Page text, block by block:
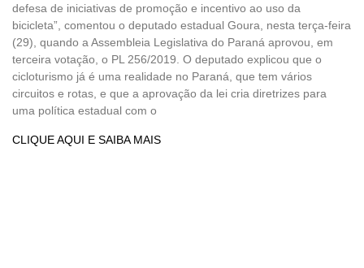
defesa de iniciativas de promoção e incentivo ao uso da
bicicleta”, comentou o deputado estadual Goura, nesta terça-feira
(29), quando a Assembleia Legislativa do Paraná aprovou, em
terceira votação, o PL 256/2019. O deputado explicou que o
cicloturismo já é uma realidade no Paraná, que tem vários
circuitos e rotas, e que a aprovação da lei cria diretrizes para
uma política estadual com o
CLIQUE AQUI E SAIBA MAIS